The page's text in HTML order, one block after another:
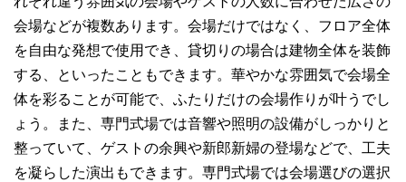
会場などが複数あります。会場だけではなく、フロア全体
を自由な発想で使用でき、貸切りの場合は建物全体を装飾
する、といったこともできます。華やかな雰囲気で会場全
体を彩ることが可能で、ふたりだけの会場作りが叶うでし
ょう。また、専門式場では音響や照明の設備がしっかりと
整っていて、ゲストの余興や新郎新婦の登場などで、工夫
を凝らした演出もできます。専門式場では会場選びの選択